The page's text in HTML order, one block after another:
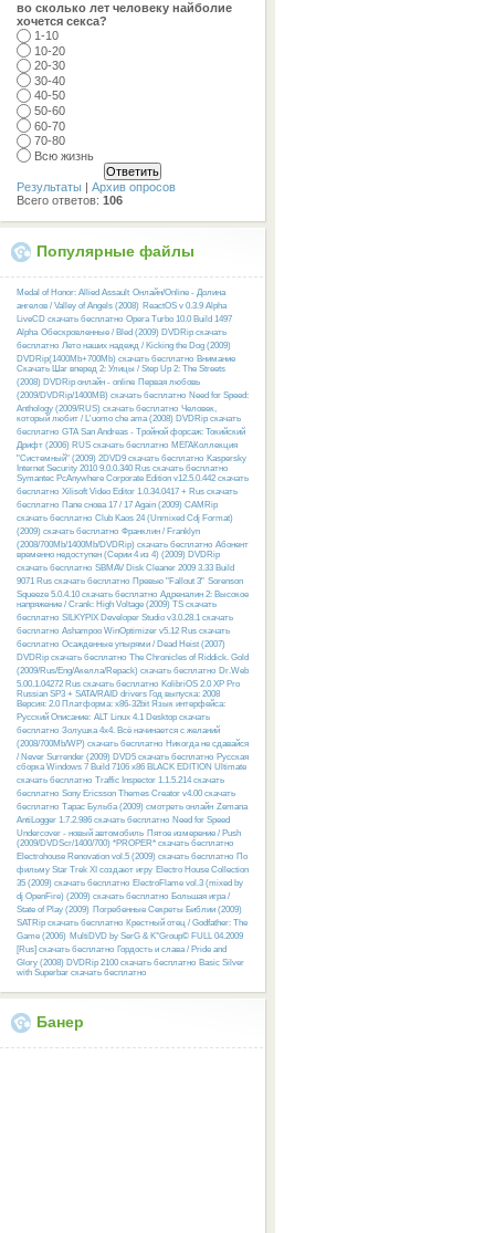
во сколько лет человеку найболие
хочется секса?
1-10
10-20
20-30
30-40
40-50
50-60
60-70
70-80
Всю жизнь
Результаты
Архив опросов
Всего ответов: 106
Популярные файлы
Medal of Honor: Allied Assault Онлайн/Online - Долина
ангелов / Valley of Angels (2008) ReactOS v 0.3.9 Alpha
LiveCD скачать бесплатно Opera Turbo 10.0 Build 1497
Alpha Обескровленные / Bled (2009) DVDRip скачать
бесплатно Лето наших надежд / Kicking the Dog (2009)
DVDRip(1400Mb+700Mb) скачать бесплатно Внимание
Скачать Шаг вперед 2: Улицы / Step Up 2: The Streets
(2008) DVDRip онлайн - online Первая любовь
(2009/DVDRip/1400MB) скачать бесплатно Need for Speed:
Anthology (2009/RUS) скачать бесплатно Человек,
который любит / L'uomo che ama (2008) DVDRip скачать
бесплатно GTA San Andreas - Тройной форсаж: Токийский
Дрифт (2006) RUS скачать бесплатно МЕГАКоллекция
"Системный" (2009) 2DVD9 скачать бесплатно Kaspersky
Internet Security 2010 9.0.0.340 Rus скачать бесплатно
Symantec PcAnywhere Corporate Edition v12.5.0.442 скачать
бесплатно Xilisoft Video Editor 1.0.34.0417 + Rus скачать
бесплатно Папе снова 17 / 17 Again (2009) CAMRip
скачать бесплатно Club Kaos 24 (Unmixed Cdj Format)
(2009) скачать бесплатно Франклин / Franklyn
(2008/700Mb/1400Mb/DVDRip) скачать бесплатно Абонент
временно недоступен (Серии 4 из 4) (2009) DVDRip
скачать бесплатно SBMAV Disk Cleaner 2009 3.33 Build
9071 Rus скачать бесплатно Превью "Fallout 3" Sorenson
Squeeze 5.0.4.10 скачать бесплатно Адреналин 2: Высокое
напряжение / Crank: High Voltage (2009) TS скачать
бесплатно SILKYPIX Developer Studio v3.0.28.1 скачать
бесплатно Ashampoo WinOptimizer v5.12 Rus скачать
бесплатно Осажденные упырями / Dead Heist (2007)
DVDRip скачать бесплатно The Chronicles of Riddick. Gold
(2009/Rus/Eng/Акелла/Repack) скачать бесплатно Dr.Web
5.00.1.04272 Rus скачать бесплатно KolibriOS 2.0 XP Pro
Russian SP3 + SATA/RAID drivers Год выпуска: 2008
Версия: 2.0 Платформа: x86-32bit Язык интерфейса:
Русский Описание: ALT Linux 4.1 Desktop скачать
бесплатно Золушка 4х4. Всё начинается с желаний
(2008/700Mb/WP) скачать бесплатно Никогда не сдавайся
/ Never Surrender (2009) DVD5 скачать бесплатно Русcкая
сборка Windows 7 Build 7106 x86 BLACK EDITION Ultimate
скачать бесплатно Traffic Inspector 1.1.5.214 скачать
бесплатно Sony Ericsson Themes Creator v4.00 скачать
бесплатно Тарас Бульба (2009) смотреть онлайн Zemana
AntiLogger 1.7.2.986 скачать бесплатно Need for Speed
Undercover - новый автомобиль Пятое измерение / Push
(2009/DVDScr/1400/700) *PROPER* скачать бесплатно
Electrohouse Renovation vol.5 (2009) скачать бесплатно По
фильму Star Trek XI создают игру Electro House Collection
35 (2009) скачать бесплатно ElectroFlame vol.3 (mixed by
dj OpenFire) (2009) скачать бесплатно Большая игра /
State of Play (2009) Погребенные Секреты Библии (2009)
SATRip скачать бесплатно Крестный отец / Godfather: The
Game (2006) MultiDVD by SerG & K°Group© FULL 04.2009
[Rus] скачать бесплатно Гордость и слава / Pride and
Glory (2008) DVDRip 2100 скачать бесплатно Basic Silver
with Superbar скачать бесплатно
Банер